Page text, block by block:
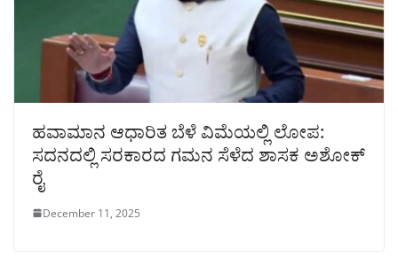
ಹವಾಮಾನ ಆಧಾರಿತ ಬೆಳೆ ವಿಮೆಯಲ್ಲಿ ಲೋಪ:
ಸದನದಲ್ಲಿ ಸರಕಾರದ ಗಮನ ಸೆಳೆದ ಶಾಸಕ ಅಶೋಕ್
ರೈ
December 11, 2025